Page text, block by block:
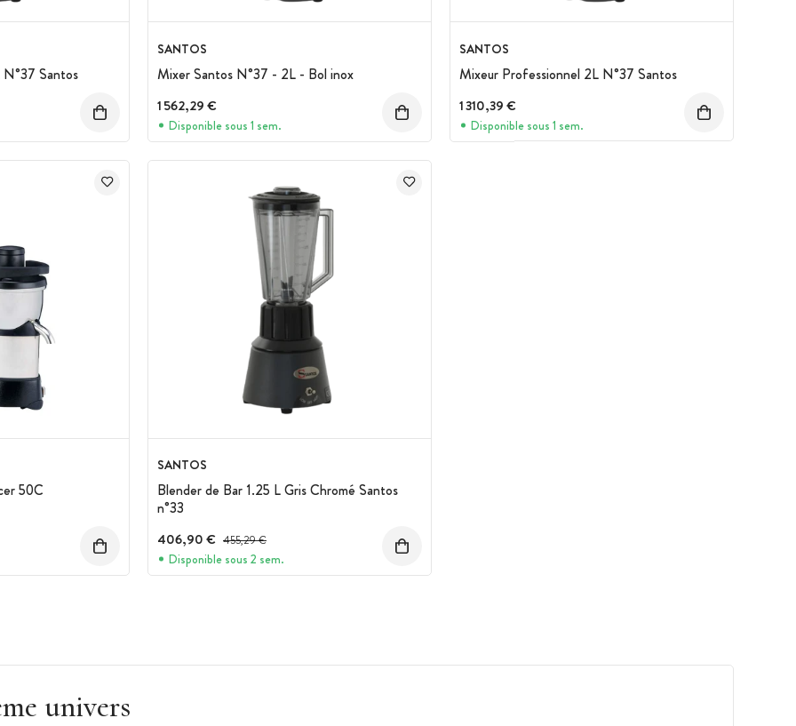
Santos
SANTOS
Mixer Santos N°37 - 2L - Bol inox
1 562,29 €
Disponible sous 1 sem.
SANTOS
Mixeur Professionnel 2L N°37 Santos
1 310,39 €
Disponible sous 1 sem.
50C
:
SANTOS
Blender de Bar 1.25 L Gris Chromé Santos
n°33
406,90 € Prix avant réduction :
455,29 €
Disponible sous 2 sem.
univers